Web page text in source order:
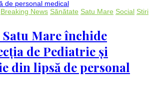
după
perchezițiile
Breaking News Sănătate Satu Mare Social Stiri
Mare închide
de Pediatrie și
din lipsă de personal